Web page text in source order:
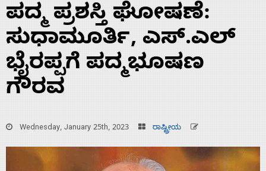
ಪದ್ಮ ಪ್ರಶಸ್ತಿ ಘೋಷಣೆ:
ಸುಧಾಮೂರ್ತಿ, ಎಸ್.ಎಲ್‌
ಭೈರಪ್ಪಗೆ ಪದ್ಮಭೂಷಣ
ಗೌರವ
Wednesday, January 25th, 2023 ರಾಷ್ಟ್ರೀಯ